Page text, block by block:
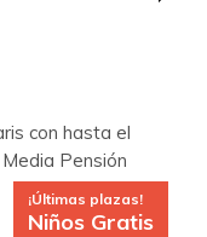
con hasta el
Pensión
¡Últimas plazas!
Niños Gratis